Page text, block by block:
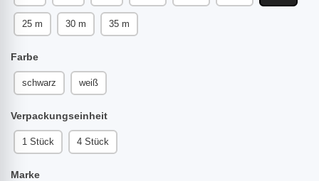
25 m 30 m 35 m
Farbe
schwarz weiß
Verpackungseinheit
1 Stück 4 Stück
Marke